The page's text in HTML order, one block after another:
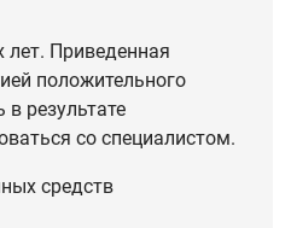
лет. Приведенная
положительного
результате
со специалистом.
средств